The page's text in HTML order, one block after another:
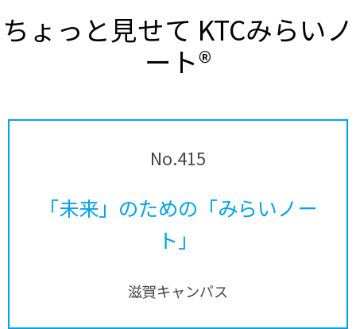
ちょっと見せて KTCみらいノ
ート®
No.415
「未来」のための「みらいノー
ト」
滋賀キャンパス